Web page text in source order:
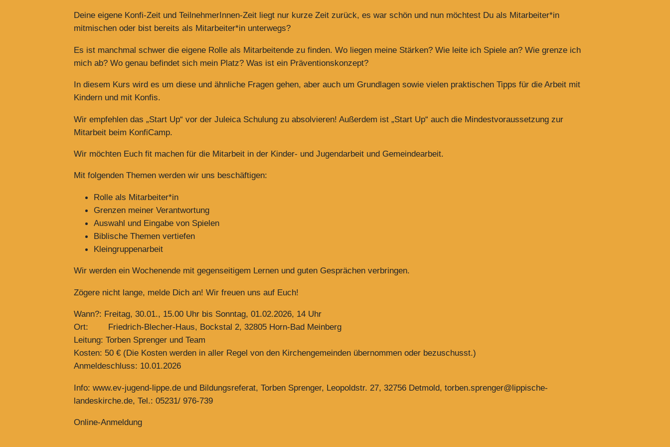
Deine eigene Konfi-Zeit und TeilnehmerInnen-Zeit liegt nur kurze Zeit zurück, es war schön und nun möchtest Du als Mitarbeiter*in
mitmischen oder bist bereits als Mitarbeiter*in unterwegs?
Es ist manchmal schwer die eigene Rolle als Mitarbeitende zu finden. Wo liegen meine Stärken? Wie leite ich Spiele an? Wie grenze ich
mich ab? Wo genau befindet sich mein Platz? Was ist ein Präventionskonzept?
In diesem Kurs wird es um diese und ähnliche Fragen gehen, aber auch um Grundlagen sowie vielen praktischen Tipps für die Arbeit mit
Kindern und mit Konfis.
Wir empfehlen das „Start Up“ vor der Juleica Schulung zu absolvieren! Außerdem ist „Start Up“ auch die Mindestvoraussetzung zur
Mitarbeit beim KonfiCamp.
Wir möchten Euch fit machen für die Mitarbeit in der Kinder- und Jugendarbeit und Gemeindearbeit.
Mit folgenden Themen werden wir uns beschäftigen:
Rolle als Mitarbeiter*in
Grenzen meiner Verantwortung
Auswahl und Eingabe von Spielen
Biblische Themen vertiefen
Kleingruppenarbeit
Wir werden ein Wochenende mit gegenseitigem Lernen und guten Gesprächen verbringen.
Zögere nicht lange, melde Dich an! Wir freuen uns auf Euch!
Wann?: Freitag, 30.01., 15.00 Uhr bis Sonntag, 01.02.2026, 14 Uhr
Ort: Friedrich-Blecher-Haus, Bockstal 2, 32805 Horn-Bad Meinberg
Leitung: Torben Sprenger und Team
Kosten: 50 € (Die Kosten werden in aller Regel von den Kirchengemeinden übernommen oder bezuschusst.)
Anmeldeschluss: 10.01.2026
Info: www.ev-jugend-lippe.de und Bildungsreferat, Torben Sprenger, Leopoldstr. 27, 32756 Detmold, torben.sprenger@lippische-
landeskirche.de, Tel.: 05231/ 976-739
Online-Anmeldung